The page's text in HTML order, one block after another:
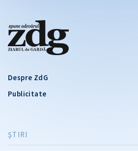
Despre ZdG
Publicitate
ŞTIRI